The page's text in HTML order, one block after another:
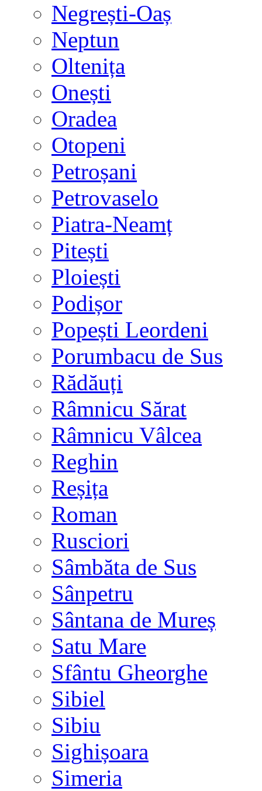
Negrești-Oaș
Neptun
Oltenița
Onești
Oradea
Otopeni
Petroșani
Petrovaselo
Piatra-Neamț
Pitești
Ploiești
Podișor
Popești Leordeni
Porumbacu de Sus
Rădăuți
Râmnicu Sărat
Râmnicu Vâlcea
Reghin
Reșița
Roman
Rusciori
Sâmbăta de Sus
Sânpetru
Sântana de Mureș
Satu Mare
Sfântu Gheorghe
Sibiel
Sibiu
Sighișoara
Simeria